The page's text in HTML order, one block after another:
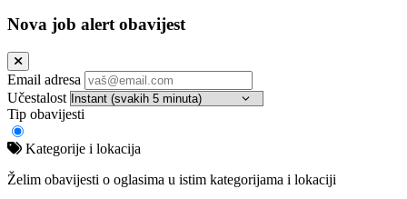
Nova job alert obavijest
Email adresa
Učestalost
Tip obavijesti
Kategorije i lokacija
Želim obavijesti o oglasima u istim kategorijama i lokaciji